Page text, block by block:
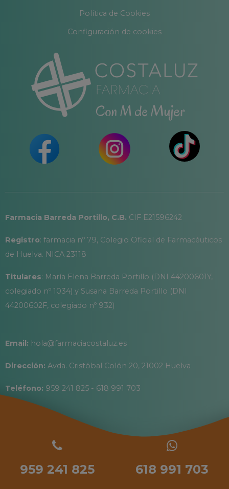
Política de Cookies
Configuración de cookies
Farmacia Barreda Portillo, C.B. CIF E21596242
Registro: farmacia nº 79, Colegio Oficial de Farmacéuticos
de Huelva. NICA 23118
Titulares: María Elena Barreda Portillo (DNI 44200601Y,
colegiado nº 1034) y Susana Barreda Portillo (DNI
44200602F, colegiado nº 932)
Email: hola@farmaciacostaluz.es
Dirección: Avda. Cristóbal Colón 20, 21002 Huelva
Teléfono: 959 241 825 - 618 991 703
959 241 825 618 991 703